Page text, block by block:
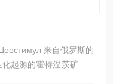
来自俄罗斯的
起源的霍特涅茨矿床 –